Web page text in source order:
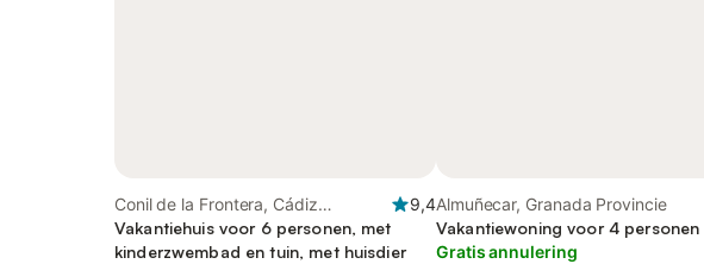
Conil de la Frontera, Cádiz
Provincie
9,4
Vakantiehuis voor 6 personen, met
kinderzwembad en tuin, met huisdier
Almuñecar, Granada Provincie
Vakantiewoning voor 4 personen
Gratis annulering